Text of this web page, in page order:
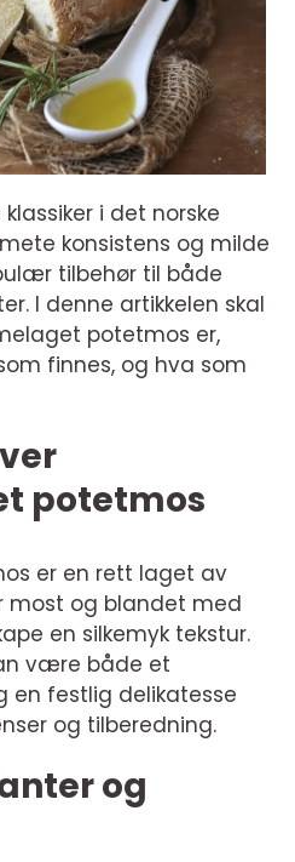
i det norske
konsistens og milde
tilbehør til både
I denne artikkelen skal
potetmos er,
finnes, og hva som
potetmos
er en rett laget av
most og blandet med
en silkemyk tekstur.
være både et
festlig delikatesse
og tilberedning.
og